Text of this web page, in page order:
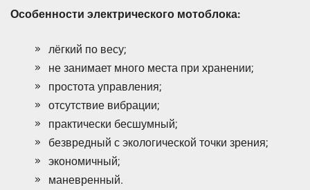
Особенности электрического мотоблока:
лёгкий по весу;
не занимает много места при хранении;
простота управления;
отсутствие вибрации;
практически бесшумный;
безвредный с экологической точки зрения;
экономичный;
маневренный.